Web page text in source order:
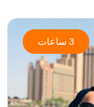
3 ساعات